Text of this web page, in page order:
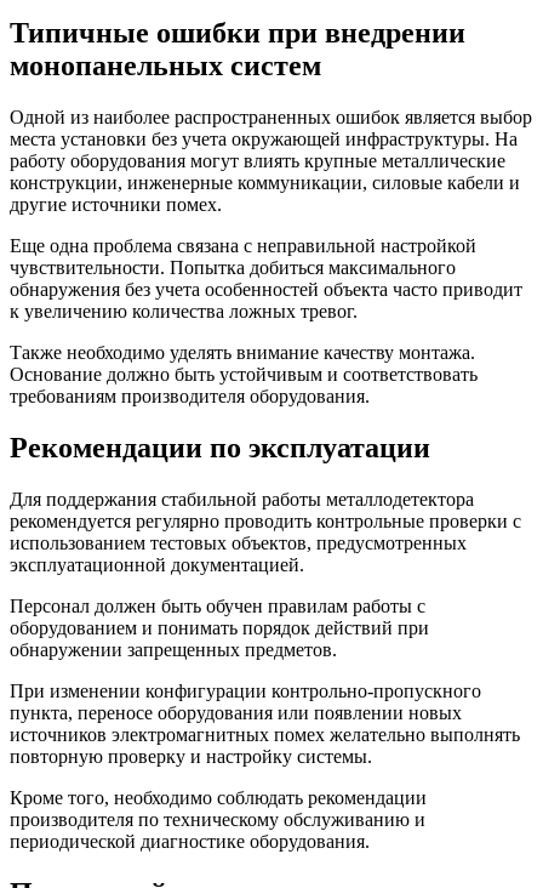
Типичные ошибки при внедрении
монопанельных систем
Одной из наиболее распространенных ошибок является выбор
места установки без учета окружающей инфраструктуры. На
работу оборудования могут влиять крупные металлические
конструкции, инженерные коммуникации, силовые кабели и
другие источники помех.
Еще одна проблема связана с неправильной настройкой
чувствительности. Попытка добиться максимального
обнаружения без учета особенностей объекта часто приводит
к увеличению количества ложных тревог.
Также необходимо уделять внимание качеству монтажа.
Основание должно быть устойчивым и соответствовать
требованиям производителя оборудования.
Рекомендации по эксплуатации
Для поддержания стабильной работы металлодетектора
рекомендуется регулярно проводить контрольные проверки с
использованием тестовых объектов, предусмотренных
эксплуатационной документацией.
Персонал должен быть обучен правилам работы с
оборудованием и понимать порядок действий при
обнаружении запрещенных предметов.
При изменении конфигурации контрольно-пропускного
пункта, переносе оборудования или появлении новых
источников электромагнитных помех желательно выполнять
повторную проверку и настройку системы.
Кроме того, необходимо соблюдать рекомендации
производителя по техническому обслуживанию и
периодической диагностике оборудования.